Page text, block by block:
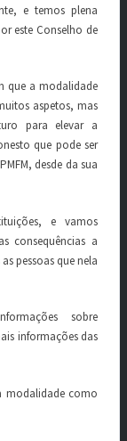
e temos plena
este Conselho de
que a modalidade
aspetos, mas
para elevar a
que pode ser
desde da sua
e vamos
consequências a
pessoas que nela
sobre
informações das
modalidade como